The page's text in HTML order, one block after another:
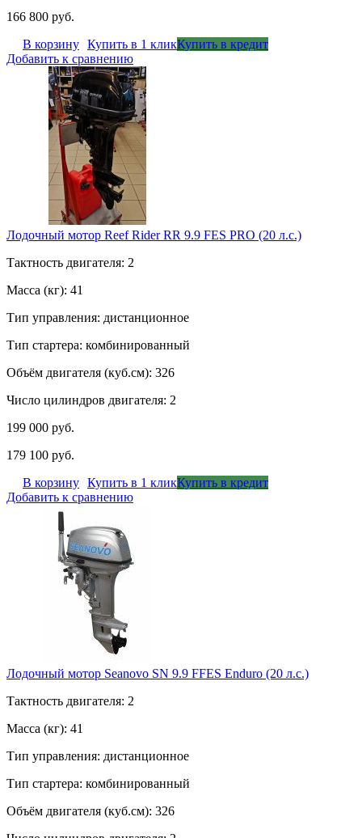
166 800 руб.
В корзину Купить в 1 кликКупить в кредит
Добавить к сравнению
Лодочный мотор Reef Rider RR 9.9 FES PRO (20 л.с.)
Тактность двигателя: 2
Масса (кг): 41
Тип управления: дистанционное
Тип стартера: комбинированный
Объём двигателя (куб.см): 326
Число цилиндров двигателя: 2
199 000 руб.
179 100 руб.
В корзину Купить в 1 кликКупить в кредит
Добавить к сравнению
Лодочный мотор Seanovo SN 9.9 FFES Enduro (20 л.с.)
Тактность двигателя: 2
Масса (кг): 41
Тип управления: дистанционное
Тип стартера: комбинированный
Объём двигателя (куб.см): 326